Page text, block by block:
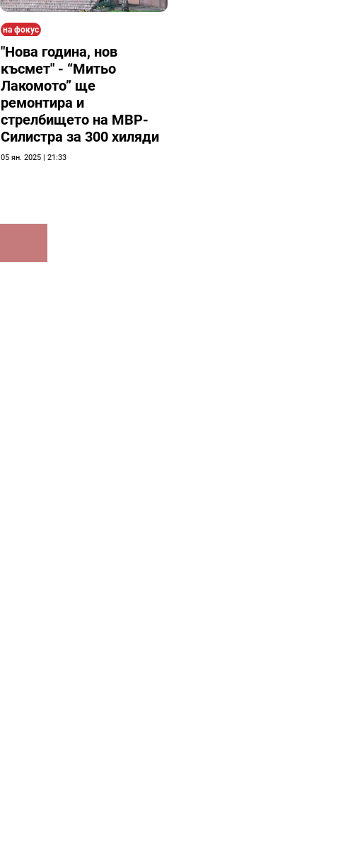
на фокус
"Нова година, нов
късмет" - “Митьо
Лакомото” ще
ремонтира и
стрелбището на МВР-
Силистра за 300 хиляди
05 ян. 2025 | 21:33